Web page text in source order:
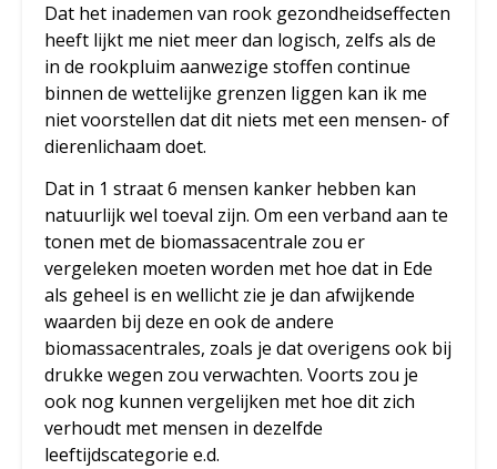
Dat het inademen van rook gezondheidseffecten
heeft lijkt me niet meer dan logisch, zelfs als de
in de rookpluim aanwezige stoffen continue
binnen de wettelijke grenzen liggen kan ik me
niet voorstellen dat dit niets met een mensen- of
dierenlichaam doet.
Dat in 1 straat 6 mensen kanker hebben kan
natuurlijk wel toeval zijn. Om een verband aan te
tonen met de biomassacentrale zou er
vergeleken moeten worden met hoe dat in Ede
als geheel is en wellicht zie je dan afwijkende
waarden bij deze en ook de andere
biomassacentrales, zoals je dat overigens ook bij
drukke wegen zou verwachten. Voorts zou je
ook nog kunnen vergelijken met hoe dit zich
verhoudt met mensen in dezelfde
leeftijdscategorie e.d.